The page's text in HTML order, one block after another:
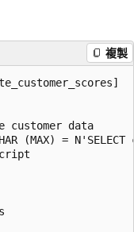
複製
customer data
(MAX) =